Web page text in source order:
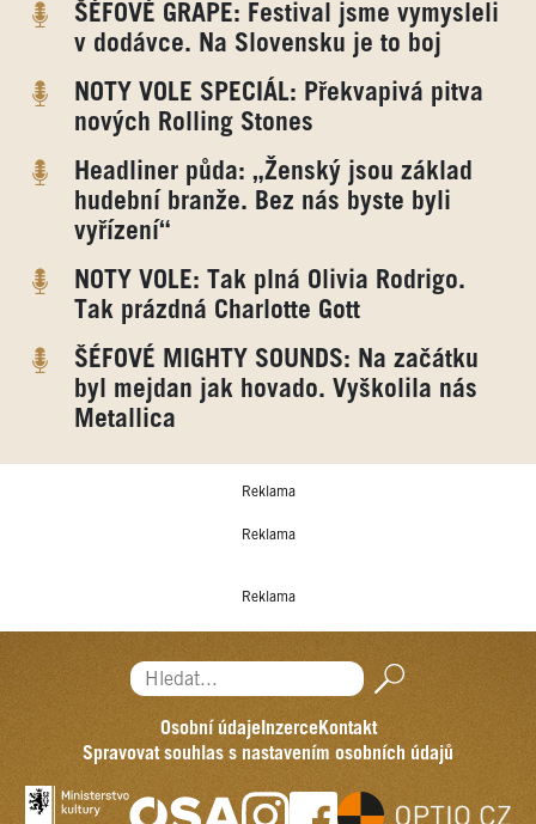
ŠÉFOVÉ GRAPE: Festival jsme vymysleli
v dodávce. Na Slovensku je to boj
NOTY VOLE SPECIÁL: Překvapivá pitva
nových Rolling Stones
Headliner půda: „Ženský jsou základ
hudební branže. Bez nás byste byli
vyřízení“
NOTY VOLE: Tak plná Olivia Rodrigo.
Tak prázdná Charlotte Gott
ŠÉFOVÉ MIGHTY SOUNDS: Na začátku
byl mejdan jak hovado. Vyškolila nás
Metallica
Reklama
Reklama
Reklama
Hledat...
Osobní údajeInzerceKontakt
Spravovat souhlas s nastavením osobních údajů